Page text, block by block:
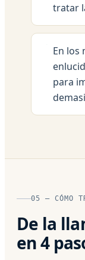
tratar
En los
para
05 — CÓMO
De la
en 4